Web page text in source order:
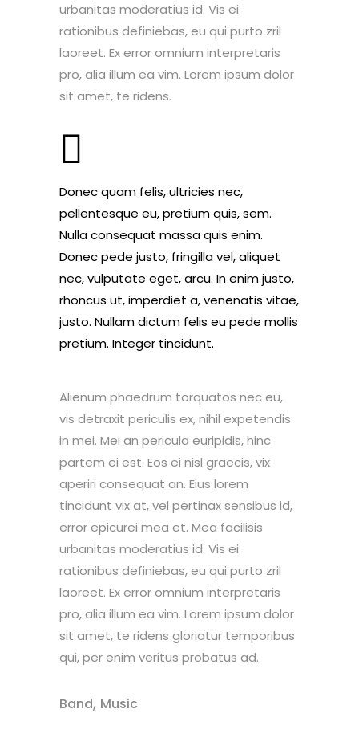
urbanitas moderatius id. Vis ei
rationibus definiebas, eu qui purto zril
laoreet. Ex error omnium interpretaris
pro, alia illum ea vim. Lorem ipsum dolor
sit amet, te ridens.
Donec quam felis, ultricies nec,
pellentesque eu, pretium quis, sem.
Nulla consequat massa quis enim.
Donec pede justo, fringilla vel, aliquet
nec, vulputate eget, arcu. In enim justo,
rhoncus ut, imperdiet a, venenatis vitae,
justo. Nullam dictum felis eu pede mollis
pretium. Integer tincidunt.
Alienum phaedrum torquatos nec eu,
vis detraxit periculis ex, nihil expetendis
in mei. Mei an pericula euripidis, hinc
partem ei est. Eos ei nisl graecis, vix
aperiri consequat an. Eius lorem
tincidunt vix at, vel pertinax sensibus id,
error epicurei mea et. Mea facilisis
urbanitas moderatius id. Vis ei
rationibus definiebas, eu qui purto zril
laoreet. Ex error omnium interpretaris
pro, alia illum ea vim. Lorem ipsum dolor
sit amet, te ridens gloriatur temporibus
qui, per enim veritus probatus ad.
Band, Music